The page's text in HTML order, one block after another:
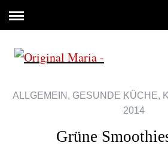
ALLGEMEIN , GESUNDE KÜCHE,
2014
Grüne